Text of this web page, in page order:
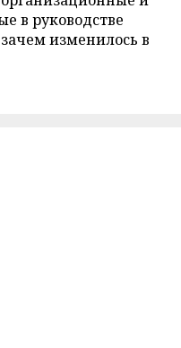
в руководстве
изменилось в